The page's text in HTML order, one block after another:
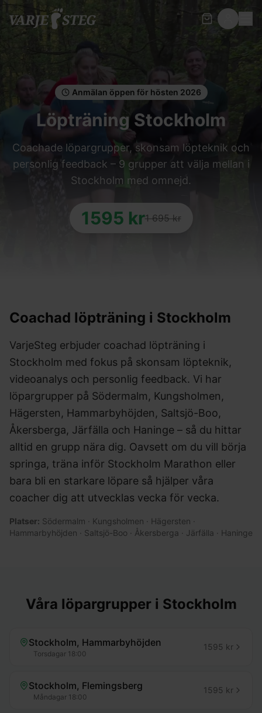
Anmälan öppen för hösten 2026
Löpträning Stockholm
Coachade löpargrupper, skonsam löpteknik och
personlig feedback – 9 grupper att välja mellan i
Stockholm med omnejd.
1595 kr1 695 kr
Coachad löpträning i Stockholm
VarjeSteg erbjuder coachad löpträning i
Stockholm med fokus på skonsam löpteknik,
videoanalys och personlig feedback. Vi har
löpargrupper på Södermalm, Kungsholmen,
Hägersten, Hammarbyhöjden, Saltsjö-Boo,
Åkersberga, Järfälla och Haninge – så du hittar
alltid en grupp nära dig. Oavsett om du vill börja
springa, träna inför Stockholm Marathon eller
bara bli en starkare löpare så hjälper våra
coacher dig att utvecklas vecka för vecka.
Platser: Södermalm · Kungsholmen · Hägersten ·
Hammarbyhöjden · Saltsjö-Boo · Åkersberga · Järfälla · Haninge
Våra löpargrupper i Stockholm
Stockholm, Hammarbyhöjden
Torsdagar 18:00
1595 kr
Stockholm, Flemingsberg
Måndagar 18:00
1595 kr